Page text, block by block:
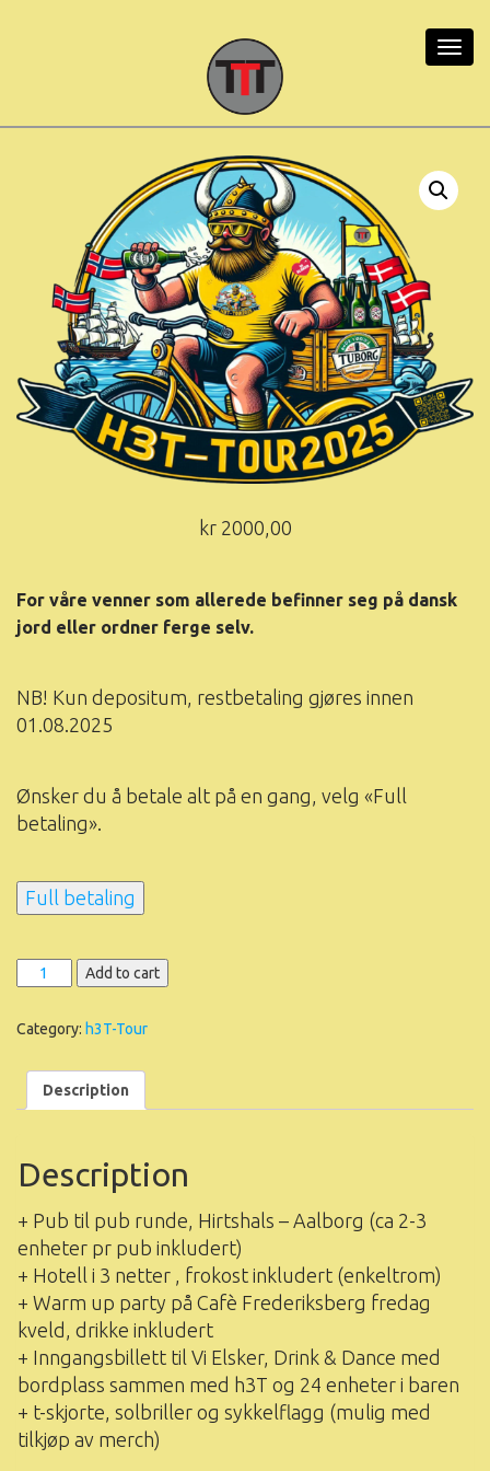
kr2000,00
For våre venner som allerede befinner seg på dansk
jord eller ordner ferge selv.
NB! Kun depositum, restbetaling gjøres innen
01.08.2025
Ønsker du å betale alt på en gang, velg «Full
betaling».
Full betaling
inc
depositum
Add to cart
Category: h3T-Tour
Description
Description
+ Pub til pub runde, Hirtshals – Aalborg (ca 2-3
enheter pr pub inkludert)
+ Hotell i 3 netter , frokost inkludert (enkeltrom)
+ Warm up party på Cafè Frederiksberg fredag
kveld, drikke inkludert
+ Inngangsbillett til Vi Elsker, Drink & Dance med
bordplass sammen med h3T og 24 enheter i baren
+ t-skjorte, solbriller og sykkelflagg (mulig med
tilkjøp av merch)